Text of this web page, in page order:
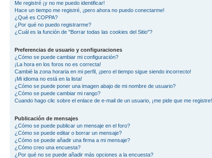
Me registré ¡y no me puedo identificar!
Hace un tiempo me registré, ¡pero ahora no puedo conectarme!
¿Qué es COPPA?
¿Por qué no puedo registrarme?
¿Cuál es la función de "Borrar todas las cookies del Sitio"?
Preferencias de usuario y configuraciones
¿Cómo se puede cambiar mi configuración?
¡La hora en los foros no es correcta!
Cambié la zona horaria en mi perfil, ¡pero el tiempo sigue siendo incorrecto!
¡Mi idioma no está en la lista!
¿Cómo se puede poner una imagen abajo de mi nombre de usuario?
¿Cómo se puede cambiar mi rango?
Cuando hago clic sobre el enlace de e-mail de un usuario, ¡me pide que me registre!
Publicación de mensajes
¿Cómo se puede publicar un mensaje en el foro?
¿Cómo se puede editar o borrar un mensaje?
¿Cómo se puede añadir una firma a mi mensaje?
¿Cómo creo una encuesta?
¿Por qué no se puede añadir más opciones a la encuesta?